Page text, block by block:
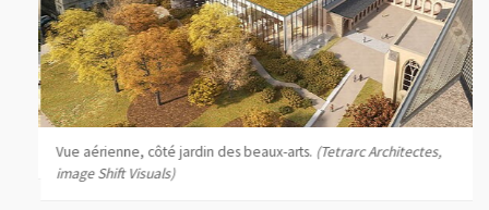
Vue aérienne, côté jardin des beaux-arts. (Tetrarc Architectes,
image Shift Visuals)